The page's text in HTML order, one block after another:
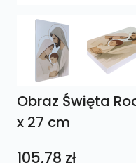
Obraz Święta
x 27 cm
105,78 zł